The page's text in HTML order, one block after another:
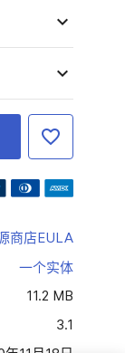
商店EULA
一个实体
11.2 MB
3.1